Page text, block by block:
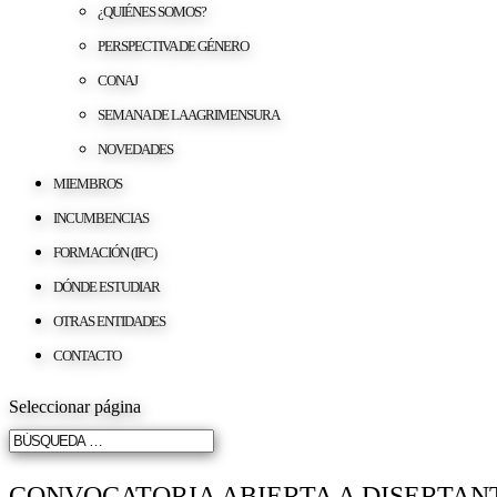
¿QUIÉNES SOMOS?
PERSPECTIVA DE GÉNERO
CONAJ
SEMANA DE LA AGRIMENSURA
NOVEDADES
MIEMBROS
INCUMBENCIAS
FORMACIÓN (IFC)
DÓNDE ESTUDIAR
OTRAS ENTIDADES
CONTACTO
Seleccionar página